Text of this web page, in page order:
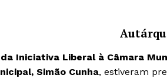
Iniciativa Liberal à Câmara
Simão Cunha, estiveram